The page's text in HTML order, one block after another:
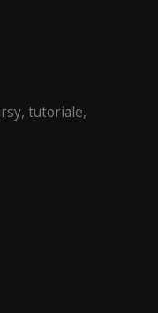
tutoriale,